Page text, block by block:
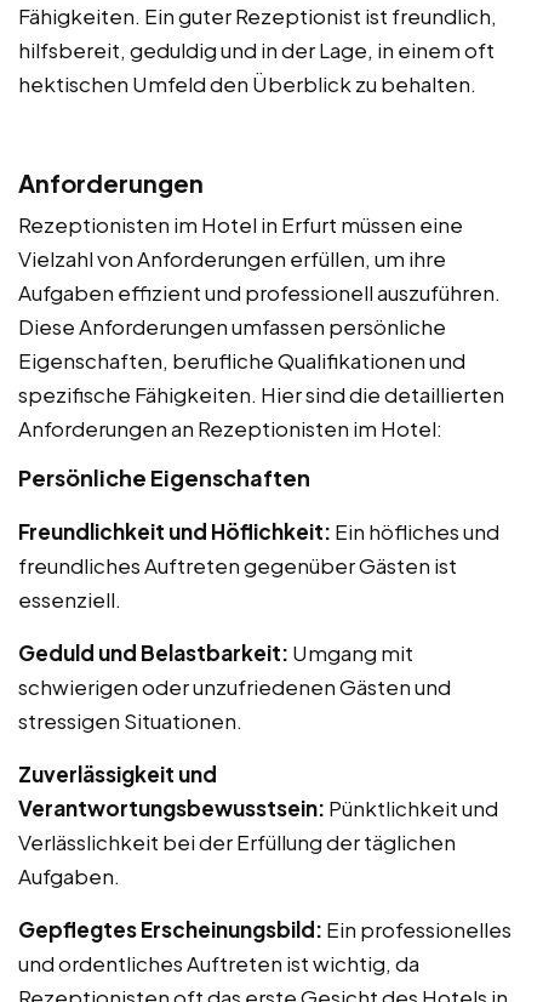
Fähigkeiten. Ein guter Rezeptionist ist freundlich,
hilfsbereit, geduldig und in der Lage, in einem oft
hektischen Umfeld den Überblick zu behalten.
Anforderungen
Rezeptionisten im Hotel in Erfurt müssen eine
Vielzahl von Anforderungen erfüllen, um ihre
Aufgaben effizient und professionell auszuführen.
Diese Anforderungen umfassen persönliche
Eigenschaften, berufliche Qualifikationen und
spezifische Fähigkeiten. Hier sind die detaillierten
Anforderungen an Rezeptionisten im Hotel:
Persönliche Eigenschaften
Freundlichkeit und Höflichkeit: Ein höfliches und
freundliches Auftreten gegenüber Gästen ist
essenziell.
Geduld und Belastbarkeit: Umgang mit
schwierigen oder unzufriedenen Gästen und
stressigen Situationen.
Zuverlässigkeit und
Verantwortungsbewusstsein: Pünktlichkeit und
Verlässlichkeit bei der Erfüllung der täglichen
Aufgaben.
Gepflegtes Erscheinungsbild: Ein professionelles
und ordentliches Auftreten ist wichtig, da